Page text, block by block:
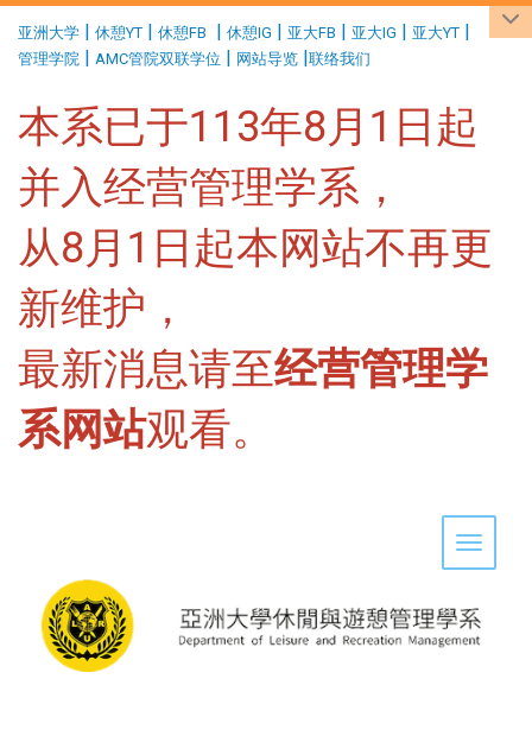
亚洲大学 | 休憩YT | 休憩FB | 休憩IG | 亚大FB | 亚大IG | 亚大YT |
管理学院 | AMC管院双联学位 | 网站导览 |联络我们
本系已于113年8月1日起
并入经营管理学系，
从8月1日起本网站不再更
新维护，
最新消息请至经营管理学
系网站观看。
Toggle